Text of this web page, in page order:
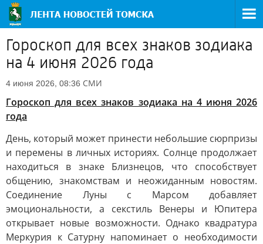
Гороскоп для всех знаков зодиака
на 4 июня 2026 года
4 июня 2026, 08:36 СМИ
Гороскоп для всех знаков зодиака на 4 июня 2026
года
День, который может принести небольшие сюрпризы
и перемены в личных историях. Солнце продолжает
находиться в знаке Близнецов, что способствует
общению, знакомствам и неожиданным новостям.
Соединение Луны с Марсом добавляет
эмоциональности, а секстиль Венеры и Юпитера
открывает новые возможности. Однако квадратура
Меркурия к Сатурну напоминает о необходимости